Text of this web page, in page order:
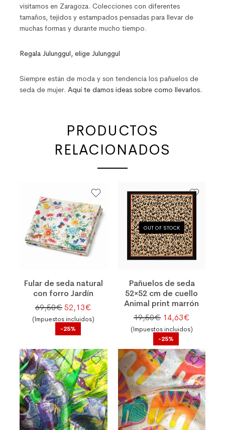
visitarnos en Zaragoza. Colecciones con diferentes
tamaños, tejidos y estampados pensadas para llevar de
muchas formas y durante mucho tiempo.
Regala Julunggul, elige Julunggul
Siempre están de moda y son tendencia los pañuelos de
seda de mujer.Aquí te damos ideas sobre como llevarlos.
PRODUCTOS
RELACIONADOS
Fular de seda natural
con forro Jardín
69,50€ El precio original era: 69,50€.
52,13€ El precio actual es: 52,13€.
(Impuestos incluidos)
-25%
OUT OF STOCK
Pañuelos de seda
52×52 cm de cuello
Animal print marrón
19,50€ El precio
14,63€El precio
(Impuestos incluidos)
-25%